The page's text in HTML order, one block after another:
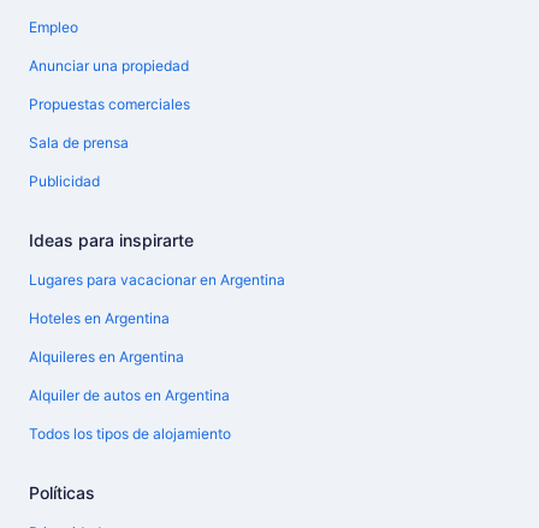
Empleo
Anunciar una propiedad
Propuestas comerciales
Sala de prensa
Publicidad
Ideas para inspirarte
Lugares para vacacionar en Argentina
Hoteles en Argentina
Alquileres en Argentina
Alquiler de autos en Argentina
Todos los tipos de alojamiento
Políticas